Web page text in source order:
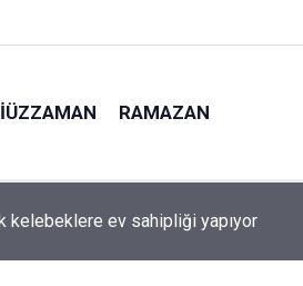
RAMAZAN
mucizevi yönleri